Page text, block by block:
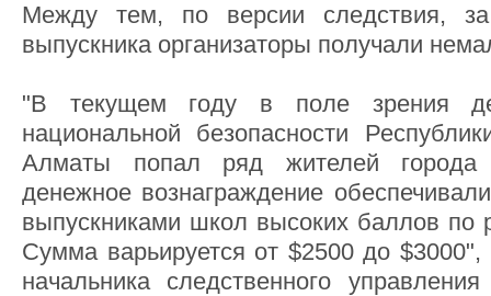
Между тем, по версии следствия,
выпускника организаторы получали
"В текущем году в поле зрения
национальной безопасности
Алматы попал ряд жителей
денежное вознаграждение
выпускниками школ высоких баллов по
Сумма варьируется от $2500 до
начальника следственного